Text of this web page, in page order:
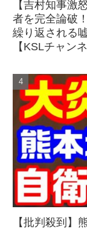
【吉村知事激
者を完全論破
繰り返される
【KSLチャンネ
【批判殺到